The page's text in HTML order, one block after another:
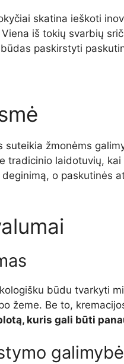
skatina ieškoti
iš tokių svarbių
paskirstyti
suteikia žmonėms
tradicinio laidotuvių,
o paskutinės
būdu tvarkyti
žeme. Be to,
kuris gali būti